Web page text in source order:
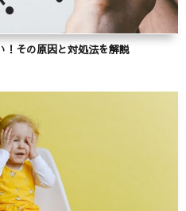
その原因と対処法を解説